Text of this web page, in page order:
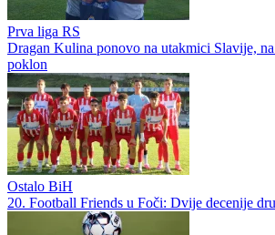
Međunarodni fudbal
Njegušu izrečena dvogodišnja zatvorska
Premijer liga BiH
Željezničar doveo brazilsko krilo: Gabrijel